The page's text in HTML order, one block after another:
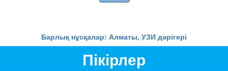
Барлық нұсқалар: Алматы, УЗИ дәрігері
Пікірлер